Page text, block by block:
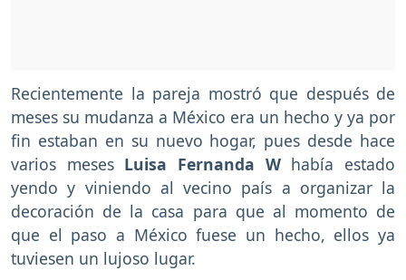
Recientemente la pareja mostró que después de
meses su mudanza a México era un hecho y ya por
fin estaban en su nuevo hogar, pues desde hace
varios meses Luisa Fernanda W había estado
yendo y viniendo al vecino país a organizar la
decoración de la casa para que al momento de
que el paso a México fuese un hecho, ellos ya
tuviesen un lujoso lugar.